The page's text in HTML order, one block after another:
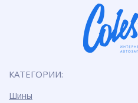
КАТЕГОРИИ:
Шины